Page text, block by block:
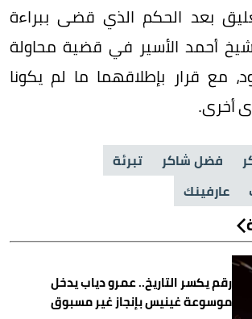
بعد الحكم الذي قضى ببراءة
أحمد الأسير في قضية محاولة
مع قرار بإطلاقهما ما لم يكونا
أخرى.
فضل شاكر
تبرئة
عارفينك
رقم يكسر التاريخ.. عمرو دياب يدخل
موسوعة غينيس بإنجاز غير مسبوق